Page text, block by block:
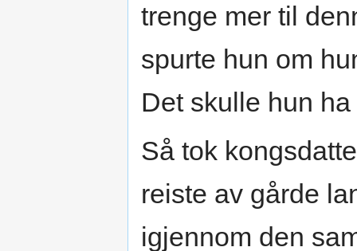
trenge mer til
spurte hun om
Det skulle hun
Så tok
reiste av gårde
igjennom den